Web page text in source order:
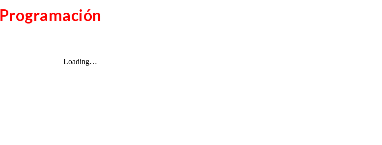
Programación